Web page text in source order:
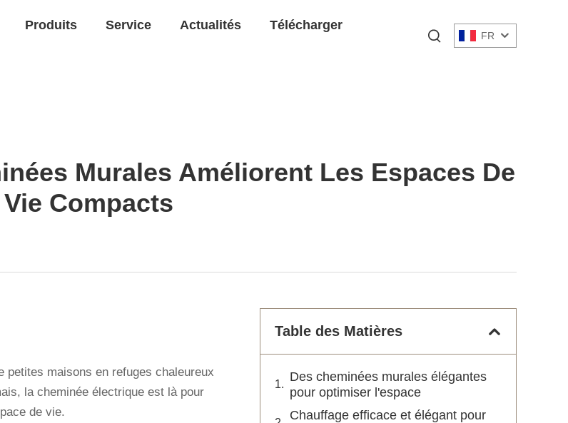
Produits Service Actualités
Télécharger
FR
Murales Améliorent Les Espaces De
Vie Compacts
petites maisons en refuges chaleureux
la cheminée électrique est là pour
de vie.
Table des Matières
Des cheminées murales élégantes
pour optimiser l'espace
Chauffage efficace et élégant pour